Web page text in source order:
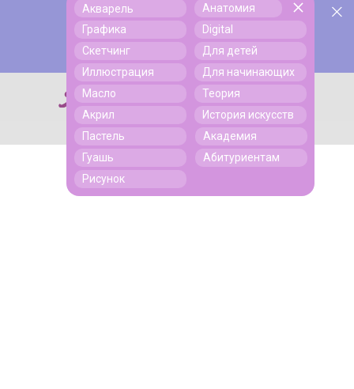
Поиск
Поиск
Акварель
Графика
Скетчинг
Иллюстрация
Масло
Акрил
Пастель
Гуашь
Рисунок
Анатомия
Digital
Для детей
Для начинающих
Теория
История искусств
Академия
Абитуриентам